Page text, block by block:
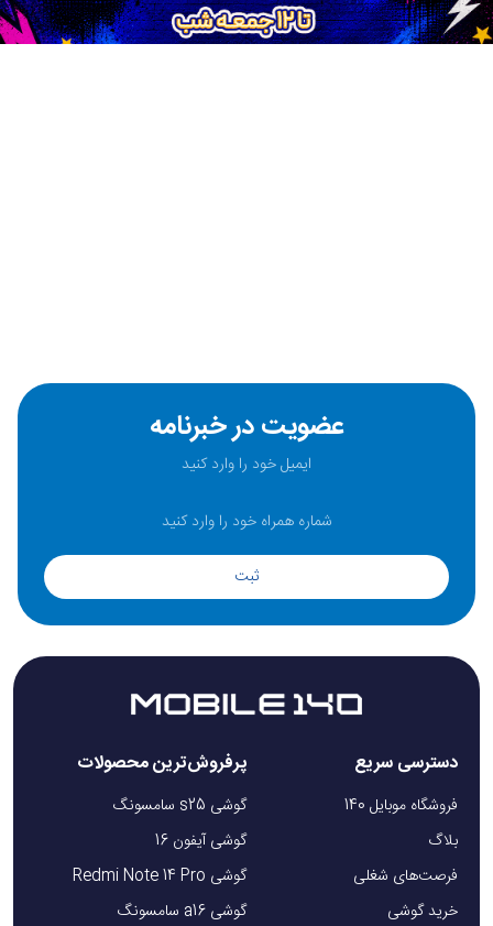
عضویت در خبرنامه
ثبت
دسترسی سریع
فروشگاه موبایل 140
بلاگ
فرصت‌های شغلی
خرید گوشی
پرفروش‌ترین محصولات
گوشی s25 سامسونگ
گوشی آیفون 16
گوشی Redmi Note 14 Pro
گوشی a16 سامسونگ